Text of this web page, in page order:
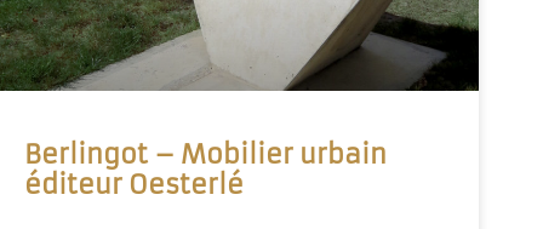
Berlingot – Mobilier urbain
éditeur Oesterlé